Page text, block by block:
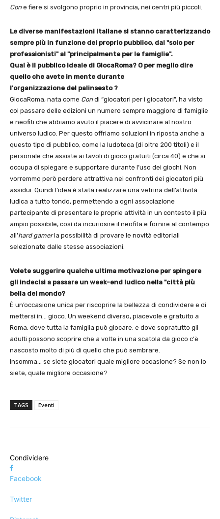
Con e fiere si svolgono proprio in provincia, nei centri più piccoli.
Le diverse manifestazioni italiane si stanno caratterizzando
sempre più in funzione del proprio pubblico, dal "solo per
professionisti" al "principalmente per le famiglie".
Qual è il pubblico ideale di GiocaRoma? O per meglio dire
quello che avete in mente durante
l'organizzazione del palinsesto ?
GiocaRoma, nata come Con di “giocatori per i giocatori”, ha visto
col passare delle edizioni un numero sempre maggiore di famiglie
e neofiti che abbiamo avuto il piacere di avvicinare al nostro
universo ludico. Per questo offriamo soluzioni in riposta anche a
questo tipo di pubblico, come la ludoteca (di oltre 200 titoli) e il
personale che assiste ai tavoli di gioco gratuiti (circa 40) e che si
occupa di spiegare e supportare durante l’uso dei giochi. Non
vorremmo però perdere attrattiva nei confronti dei giocatori più
assidui. Quindi l’idea è stata realizzare una vetrina dell’attività
ludica a tutto tondo, permettendo a ogni associazione
partecipante di presentare le proprie attività in un contesto il più
ampio possibile, così da incuriosire il neofita e fornire al contempo
all’hard gamerla possibilità di provare le novità editoriali
selezionate dalle stesse associazioni.
Volete suggerire qualche ultima motivazione per spingere
gli indecisi a passare un week-end ludico nella "città più
bella del mondo?
È un’occasione unica per riscoprire la bellezza di condividere e di
mettersi in… gioco. Un weekend diverso, piacevole e gratuito a
Roma, dove tutta la famiglia può giocare, e dove sopratutto gli
adulti possono scoprire che a volte in una scatola da gioco c'è
nascosto molto di più di quello che può sembrare.
Insomma… se siete giocatori quale migliore occasione? Se non lo
siete, quale migliore occasione?
TAGS Eventi
Condividere
Facebook
Twitter